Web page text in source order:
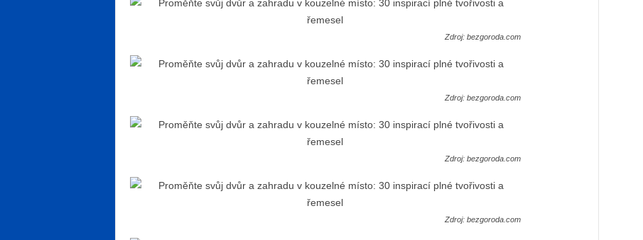
Zdroj: bezgoroda.com
Zdroj: bezgoroda.com
Zdroj: bezgoroda.com
Zdroj: bezgoroda.com